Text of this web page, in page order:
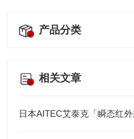
产品分类
相关文章
日本AITEC艾泰克「瞬态红